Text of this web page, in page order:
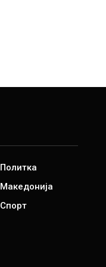
Политка
Македонија
Спорт